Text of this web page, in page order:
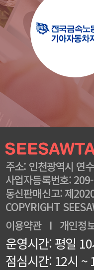
주소: 인천광역시 연
사업자등록번호:
동신판매신고: 제
COPYRIGHT
이용약관I 개인정
운영시간: 평일
점심시간: 12시 ~